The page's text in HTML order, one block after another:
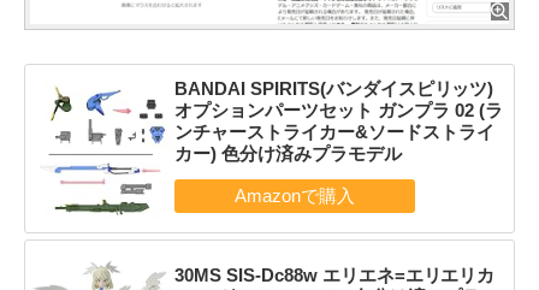
BANDAI SPIRITS(バンダイスピリッツ)
オプションパーツセット ガンプラ 02 (ラ
ンチャーストライカー&ソードストライ
カー) 色分け済みプラモデル
30MS SIS-Dc88w エリエネ=エリエリカ